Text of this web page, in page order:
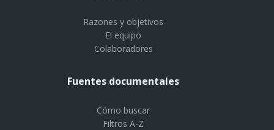
Razones y objetivos
El equipo
Colaboradores
Fuentes documentales
Cómo buscar
Filtros A-Z